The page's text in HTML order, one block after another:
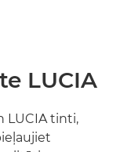
LUCIA
LUCIA tinti,